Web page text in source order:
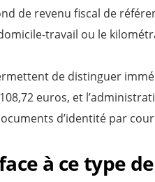
de revenu fiscal de
travail ou le
de distinguer
euros, et
d’identité par
à ce type